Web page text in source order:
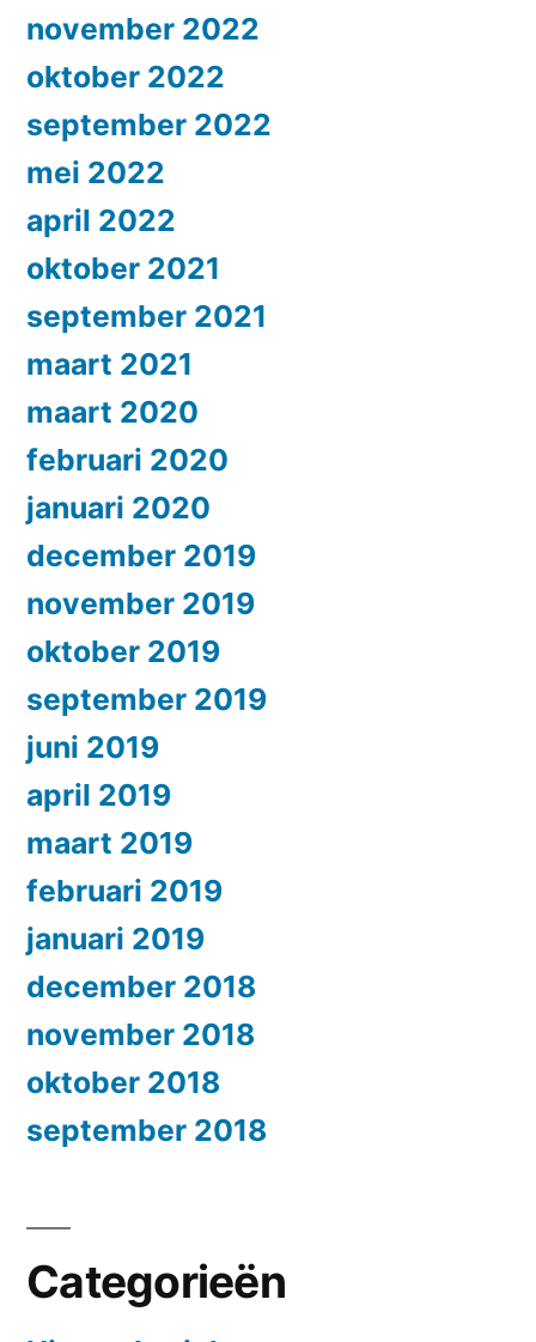
november 2022
oktober 2022
september 2022
mei 2022
april 2022
oktober 2021
september 2021
maart 2021
maart 2020
februari 2020
januari 2020
december 2019
november 2019
oktober 2019
september 2019
juni 2019
april 2019
maart 2019
februari 2019
januari 2019
december 2018
november 2018
oktober 2018
september 2018
Categorieën